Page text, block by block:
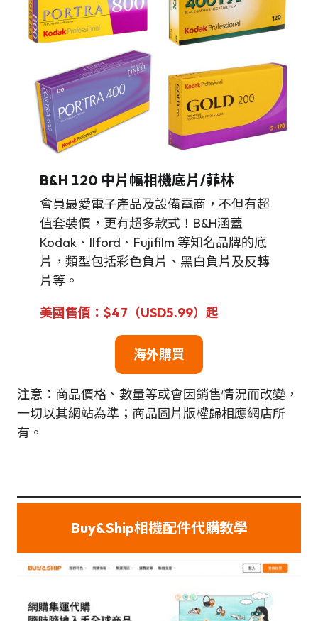
B&H 120 中片幅相機底片/菲林
會員最愛電子產品及設備電商，不但有超
值套裝價，更有超多款式！B&H涵蓋
Kodak、Ilford、Fujifilm 等知名品牌的底
片，類型包括彩色負片、黑白負片及反轉
片等。
美國售價：$47（USD5.99）起
海外購買
注意：商品價格、數量等或會因銷售情況而改變，
一切以其網站為準；商品圖片版權歸相應網店所
有。
Buy&Ship相機配件代購教學